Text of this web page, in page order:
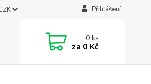
Přihlášení
0ks
za 0 Kč